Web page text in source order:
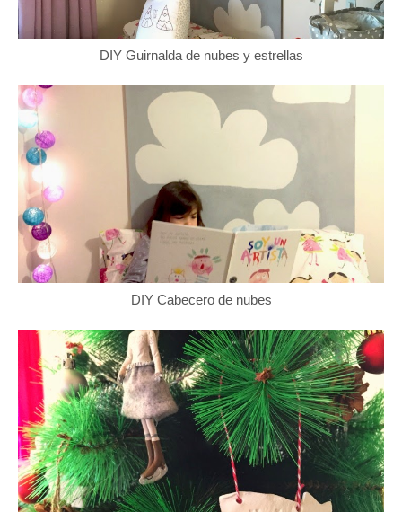
DIY Guirnalda de nubes y estrellas
DIY Cabecero de nubes